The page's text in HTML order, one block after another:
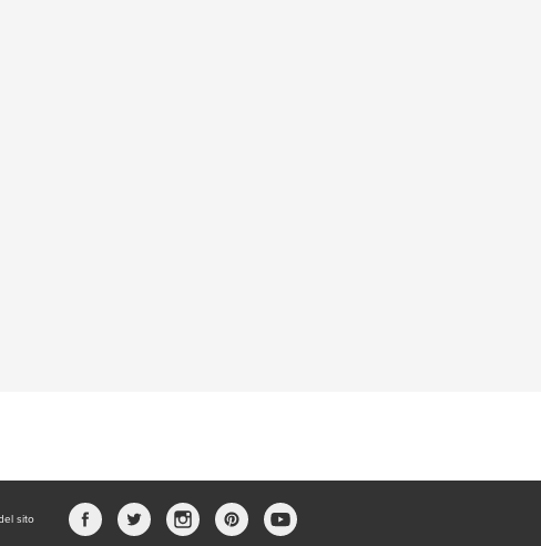
sito